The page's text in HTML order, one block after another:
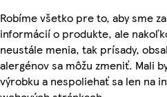
Robíme všetko pre to, aby sme
informácií o produkte, ale
neustále menia, tak prísady,
alergénov sa môžu zmeniť. Mali
výrobku a nespoliehať sa len na